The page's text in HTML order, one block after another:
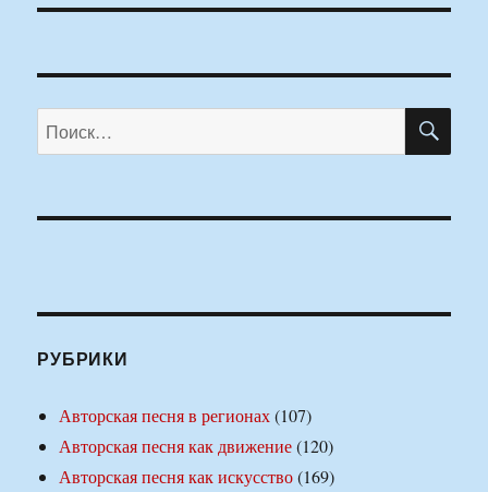
Искать:
РУБРИКИ
Авторская песня в регионах(107)
Авторская песня как движение(120)
Авторская песня как искусство(169)